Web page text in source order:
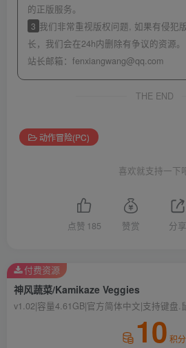
的正版服务。
3 我们非常重视版权问题, 如果有侵犯
长，我们会在24h内删除有争议的资源。
站长邮箱： fenxiangwang@qq.com
THE END
动作冒险(PC)
喜欢就支持一下
点赞 185 赞赏 分享
神风蔬菜/Kamikaze Veggies
v1.02|容量4.61GB|官方简体中文|支持键盘.
10 积分
付费资源